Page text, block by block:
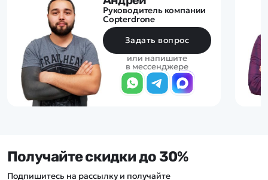
Руководитель компании
Copterdrone
Задать вопрос
или напишите
в мессенджере
Получайте скидки до 30%
Подпишитесь на рассылку и получайте